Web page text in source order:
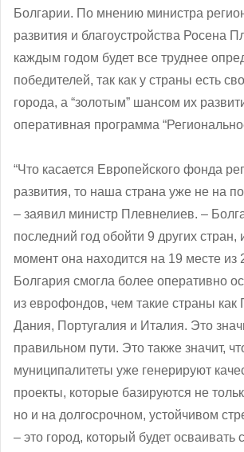
Болгарии. По мнению министра
развития и благоустройства Росена
каждым годом будет все труднее
победителей, так как у страны есть
города, а “золотым” шансом их
оперативная программа
“Что касается Европейского фонда
развития, то наша страна уже не на
‒ заявил министр Плевнелиев. –
последний год обойти 9 других стран,
момент она находится на 19 месте из
Болгария смогла более оперативно
из еврофондов, чем такие страны как
Дания, Португалия и Италия. Это
правильном пути. Это также значит,
муниципалитеты уже генерируют
проекты, которые базируются не
но и на долгосрочном, устойчивом
– это город, который будет осваивать